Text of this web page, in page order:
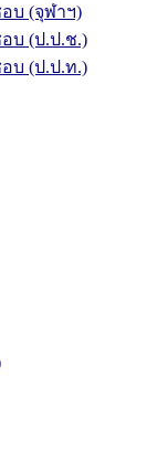
บ (จุฬาฯ)
บ (ป.ป.ช.)
บ (ป.ป.ท.)